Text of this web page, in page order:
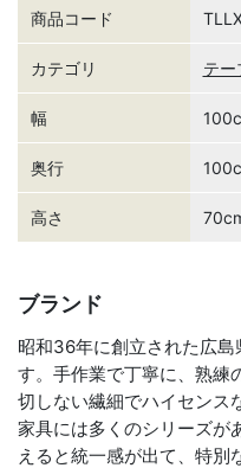
商品コード
カテゴリ テー
幅
奥行
高さ
ブランド
昭和36年に創立された広
す。手作業で丁寧に、熟練
切しない繊細でハイセンス
家具には多くのシリーズが
えると統一感が出て、特別